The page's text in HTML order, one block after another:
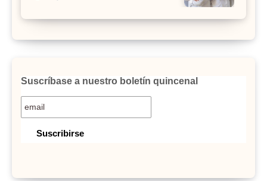
Suscríbase a nuestro boletín quincenal